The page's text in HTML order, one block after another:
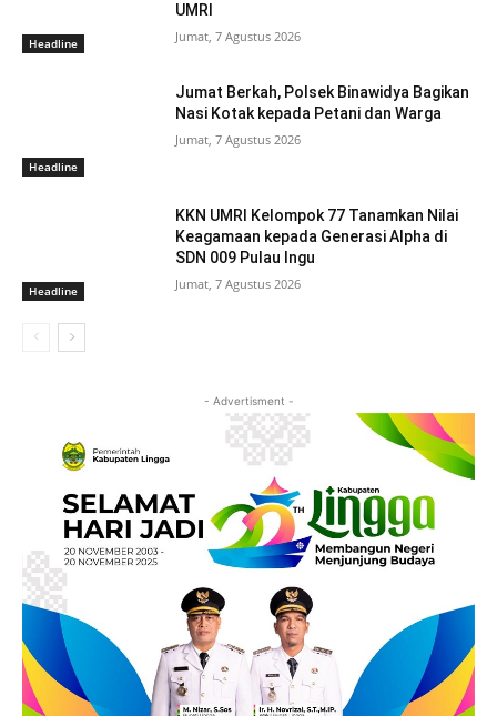
Headline
UMRI
Jumat, 7 Agustus 2026
Headline
Jumat Berkah, Polsek Binawidya Bagikan
Nasi Kotak kepada Petani dan Warga
Jumat, 7 Agustus 2026
Headline
KKN UMRI Kelompok 77 Tanamkan Nilai
Keagamaan kepada Generasi Alpha di
SDN 009 Pulau Ingu
Jumat, 7 Agustus 2026
- Advertisment -